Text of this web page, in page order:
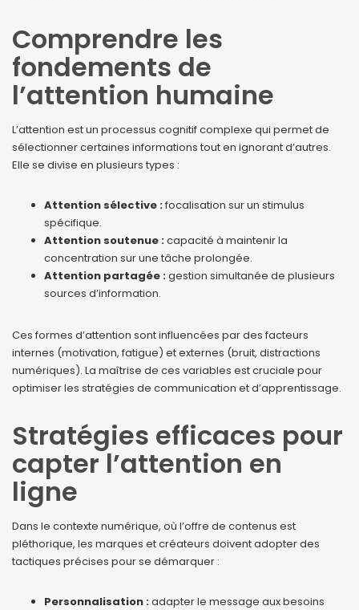
Comprendre les
fondements de
l’attention humaine
L’attention est un processus cognitif complexe qui permet de
sélectionner certaines informations tout en ignorant d’autres.
Elle se divise en plusieurs types :
Attention sélective :focalisation sur un stimulus
spécifique.
Attention soutenue :capacité à maintenir la
concentration sur une tâche prolongée.
Attention partagée :gestion simultanée de plusieurs
sources d’information.
Ces formes d’attention sont influencées par des facteurs
internes (motivation, fatigue) et externes (bruit, distractions
numériques). La maîtrise de ces variables est cruciale pour
optimiser les stratégies de communication et d’apprentissage.
Stratégies efficaces pour
capter l’attention en
ligne
Dans le contexte numérique, où l’offre de contenus est
pléthorique, les marques et créateurs doivent adopter des
tactiques précises pour se démarquer :
Personnalisation :adapter le message aux besoins